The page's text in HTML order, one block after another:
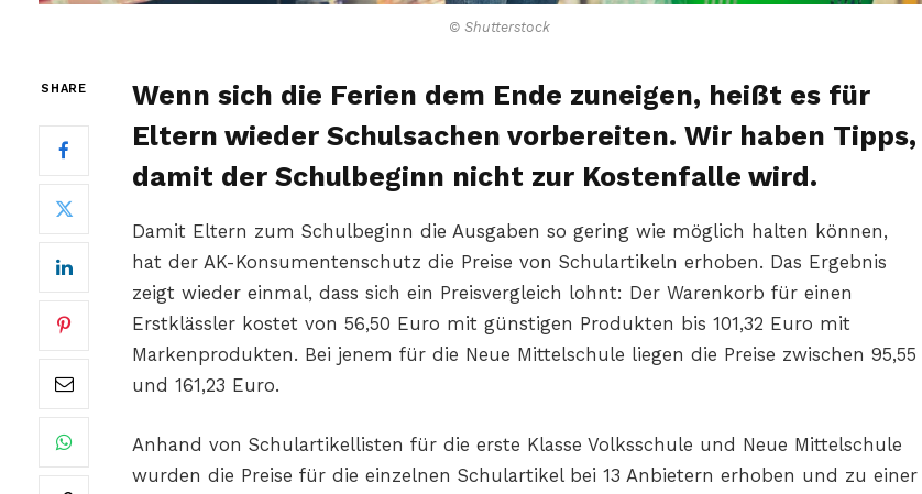
© Shutterstock
SHARE
Wenn sich die Ferien dem Ende zuneigen, heißt es für
Eltern wieder Schulsachen vorbereiten. Wir haben Tipps,
damit der Schulbeginn nicht zur Kostenfalle wird.
Damit Eltern zum Schulbeginn die Ausgaben so gering wie möglich halten können,
hat der AK-Konsumentenschutz die Preise von Schulartikeln erhoben. Das Ergebnis
zeigt wieder einmal, dass sich ein Preisvergleich lohnt: Der Warenkorb für einen
Erstklässler kostet von 56,50 Euro mit günstigen Produkten bis 101,32 Euro mit
Markenprodukten. Bei jenem für die Neue Mittelschule liegen die Preise zwischen 95,55
und 161,23 Euro.
Anhand von Schulartikellisten für die erste Klasse Volksschule und Neue Mittelschule
wurden die Preise für die einzelnen Schulartikel bei 13 Anbietern erhoben und zu einer